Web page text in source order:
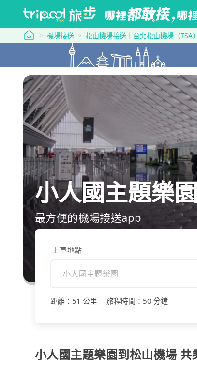
tripool 旅步
機場接送 松山機場接送｜台北松山機場（TSA
小人國主題樂
最方便的機場接送app
上車地點
距離 ： 51 公里 旅程時間 ： 50 分鐘
小人國主題樂園到松山機場